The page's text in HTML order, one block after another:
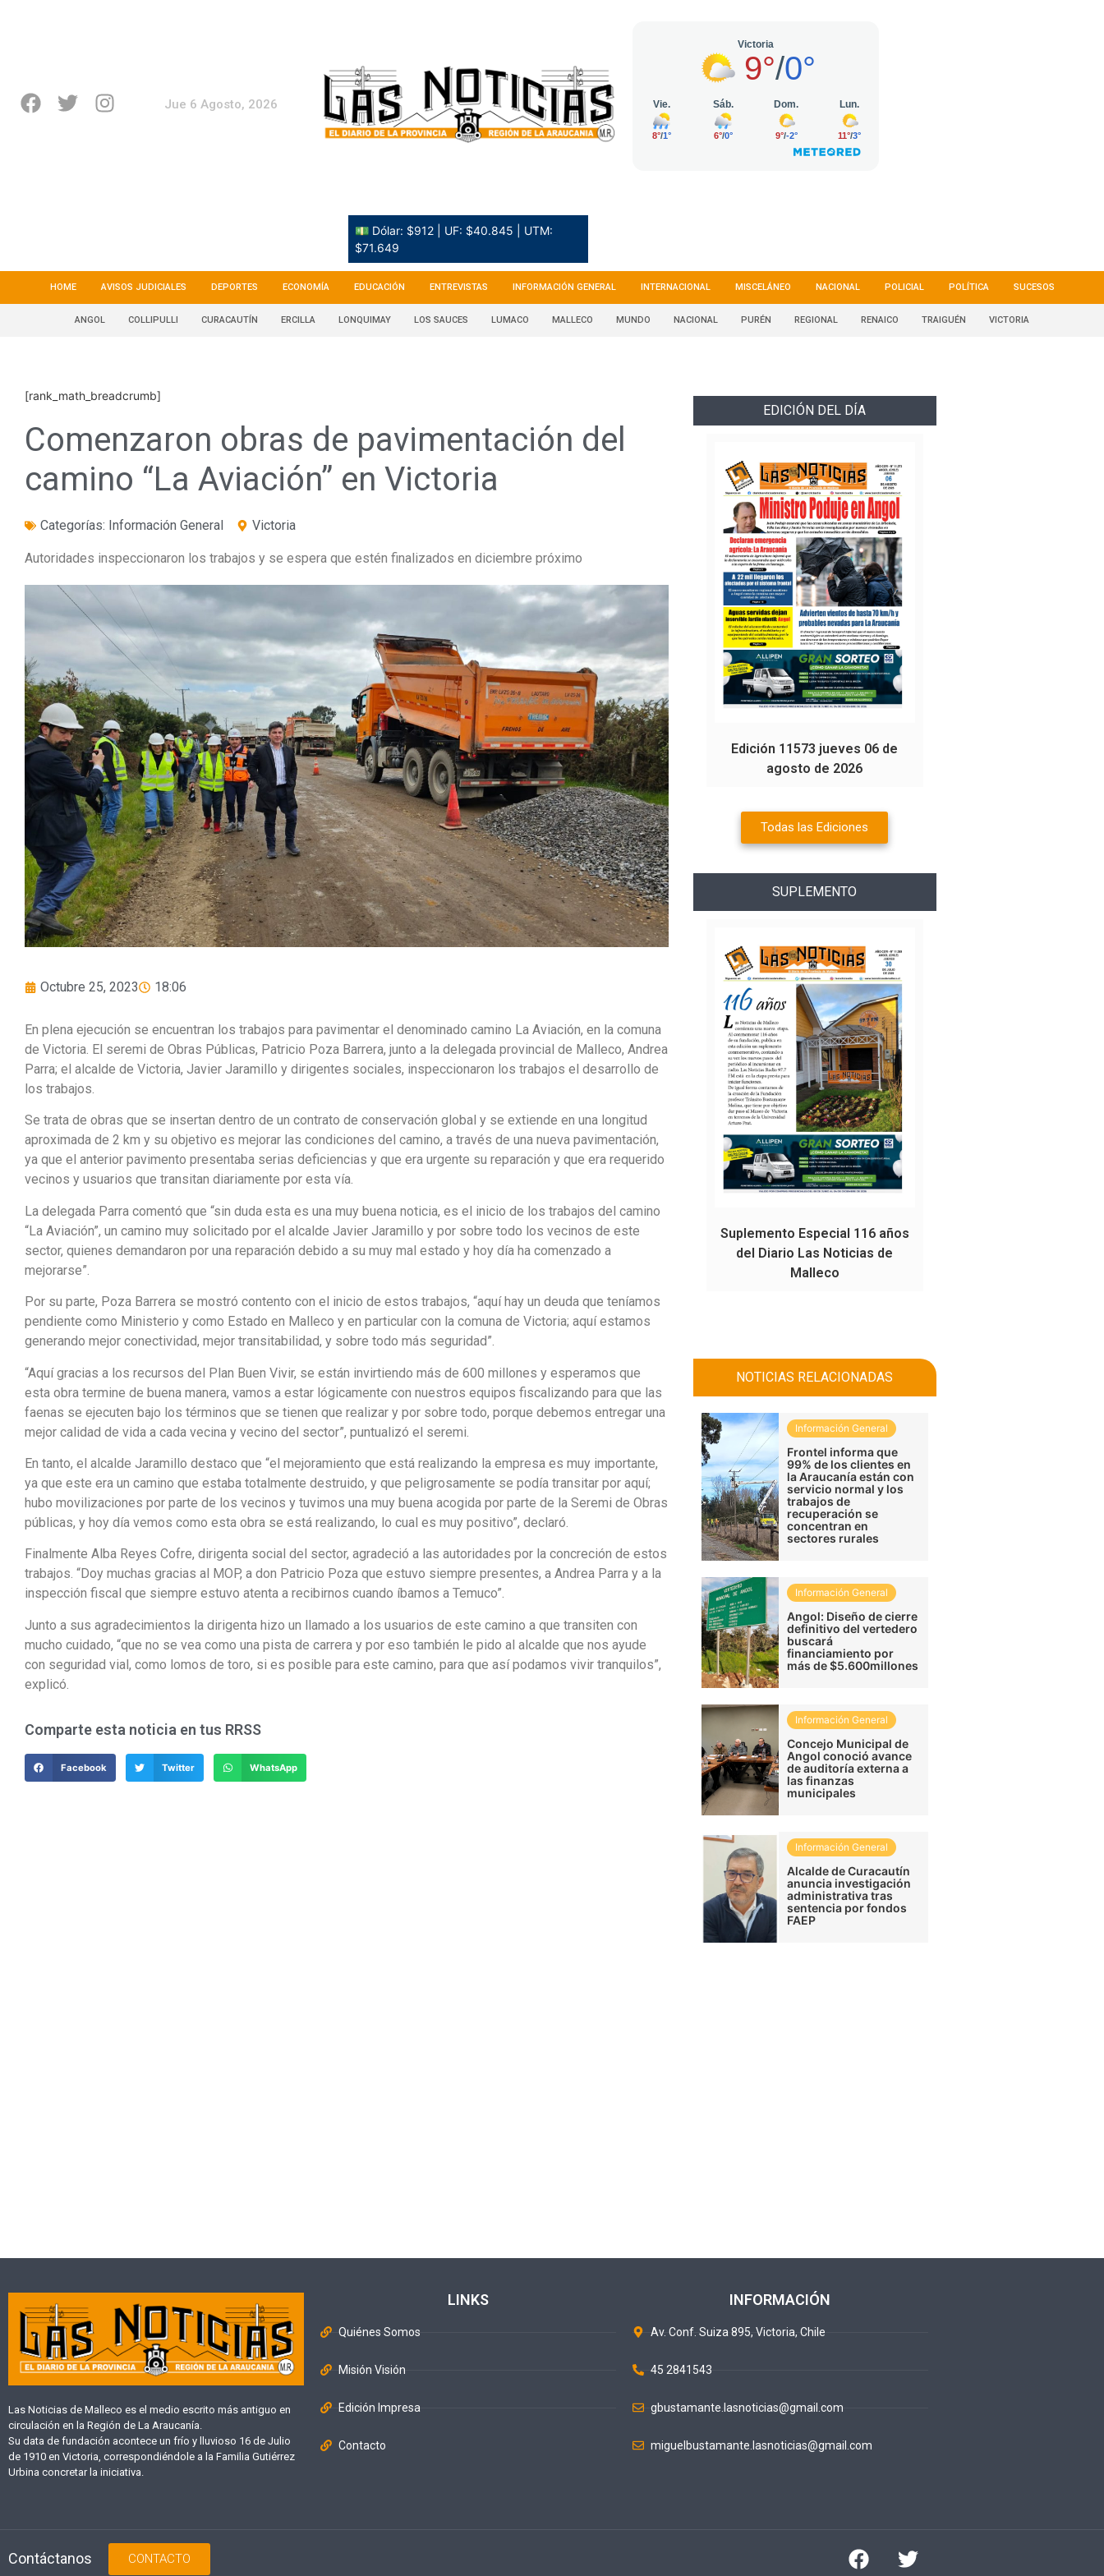
Jue 6 Agosto, 2026
💵 Dólar: $912 | UF: $40.845 | UTM:
$71.649
HOME AVISOS JUDICIALES DEPORTES ECONOMÍA EDUCACIÓN ENTREVISTAS INFORMACIÓN GENERAL INTERNACIONAL MISCELÁNEO NACIONAL POLICIAL POLÍTICA SUCESOS
ANGOL COLLIPULLI CURACAUTÍN ERCILLA LONQUIMAY LOS SAUCES LUMACO MALLECO MUNDO NACIONAL PURÉN REGIONAL RENAICO TRAIGUÉN VICTORIA
[rank_math_breadcrumb]
Comenzaron obras de pavimentación del
camino “La Aviación” en Victoria
Categorías: Información General Victoria
Autoridades inspeccionaron los trabajos y se espera que estén finalizados en diciembre próximo
Octubre 25, 2023 18:06
En plena ejecución se encuentran los trabajos para pavimentar el denominado camino La Aviación, en la comuna
de Victoria. El seremi de Obras Públicas, Patricio Poza Barrera, junto a la delegada provincial de Malleco, Andrea
Parra; el alcalde de Victoria, Javier Jaramillo y dirigentes sociales, inspeccionaron los trabajos el desarrollo de
los trabajos.
Se trata de obras que se insertan dentro de un contrato de conservación global y se extiende en una longitud
aproximada de 2 km y su objetivo es mejorar las condiciones del camino, a través de una nueva pavimentación,
ya que el anterior pavimento presentaba serias deficiencias y que era urgente su reparación y que era requerido
vecinos y usuarios que transitan diariamente por esta vía.
La delegada Parra comentó que “sin duda esta es una muy buena noticia, es el inicio de los trabajos del camino
“La Aviación”, un camino muy solicitado por el alcalde Javier Jaramillo y por sobre todo los vecinos de este
sector, quienes demandaron por una reparación debido a su muy mal estado y hoy día ha comenzado a
mejorarse”.
Por su parte, Poza Barrera se mostró contento con el inicio de estos trabajos, “aquí hay un deuda que teníamos
pendiente como Ministerio y como Estado en Malleco y en particular con la comuna de Victoria; aquí estamos
generando mejor conectividad, mejor transitabilidad, y sobre todo más seguridad”.
“Aquí gracias a los recursos del Plan Buen Vivir, se están invirtiendo más de 600 millones y esperamos que
esta obra termine de buena manera, vamos a estar lógicamente con nuestros equipos fiscalizando para que las
faenas se ejecuten bajo los términos que se tienen que realizar y por sobre todo, porque debemos entregar una
mejor calidad de vida a cada vecina y vecino del sector”, puntualizó el seremi.
En tanto, el alcalde Jaramillo destaco que “el mejoramiento que está realizando la empresa es muy importante,
ya que este era un camino que estaba totalmente destruido, y que peligrosamente se podía transitar por aquí;
hubo movilizaciones por parte de los vecinos y tuvimos una muy buena acogida por parte de la Seremi de Obras
públicas, y hoy día vemos como esta obra se está realizando, lo cual es muy positivo”, declaró.
Finalmente Alba Reyes Cofre, dirigenta social del sector, agradeció a las autoridades por la concreción de estos
trabajos. “Doy muchas gracias al MOP, a don Patricio Poza que estuvo siempre presentes, a Andrea Parra y a la
inspección fiscal que siempre estuvo atenta a recibirnos cuando íbamos a Temuco”.
Junto a sus agradecimientos la dirigenta hizo un llamado a los usuarios de este camino a que transiten con
mucho cuidado, “que no se vea como una pista de carrera y por eso también le pido al alcalde que nos ayude
con seguridad vial, como lomos de toro, si es posible para este camino, para que así podamos vivir tranquilos”,
explicó.
Comparte esta noticia en tus RRSS
Facebook Twitter WhatsApp
EDICIÓN DEL DÍA
Edición 11573 jueves 06 de
agosto de 2026
Todas las Ediciones
SUPLEMENTO
Suplemento Especial 116 años
del Diario Las Noticias de
Malleco
NOTICIAS RELACIONADAS
Información General
Frontel informa que
99% de los clientes en
la Araucanía están con
servicio normal y los
trabajos de
recuperación se
concentran en
sectores rurales
Información General
Angol: Diseño de cierre
definitivo del vertedero
buscará
financiamiento por
más de $5.600millones
Información General
Concejo Municipal de
Angol conoció avance
de auditoría externa a
las finanzas
municipales
Información General
Alcalde de Curacautín
anuncia investigación
administrativa tras
sentencia por fondos
FAEP
Las Noticias de Malleco es el medio escrito más antiguo en
circulación en la Región de La Araucanía.
Su data de fundación acontece un frío y lluvioso 16 de Julio
de 1910 en Victoria, correspondiéndole a la Familia Gutiérrez
Urbina concretar la iniciativa.
LINKS
Quiénes Somos
Misión Visión
Edición Impresa
Contacto
INFORMACIÓN
Av. Conf. Suiza 895, Victoria, Chile
45 2841543
gbustamante.lasnoticias@gmail.com
miguelbustamante.lasnoticias@gmail.com
Contáctanos CONTACTO